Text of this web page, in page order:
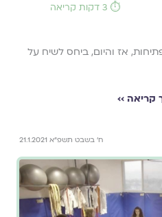
⏱️ 3 דקות קריאה
אז והיום, ביחס לשיח על
››
ח' בשבט תשפ"א 21.1.2021